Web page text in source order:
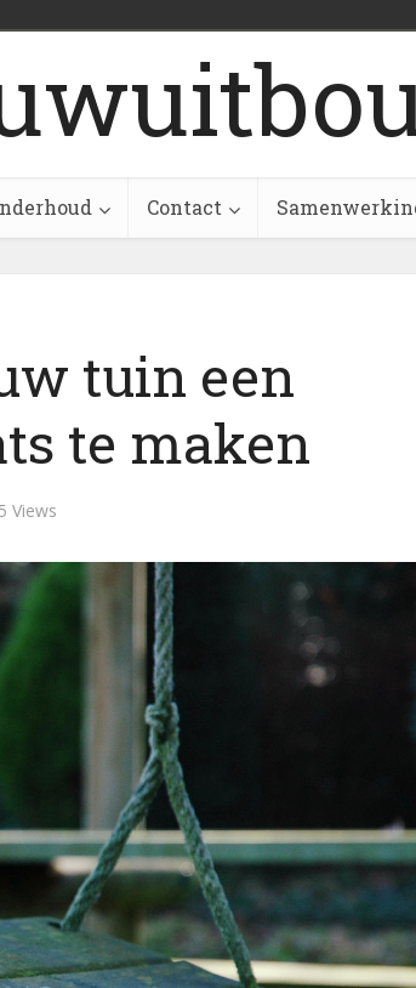
Contact
tuin een
te maken
Views